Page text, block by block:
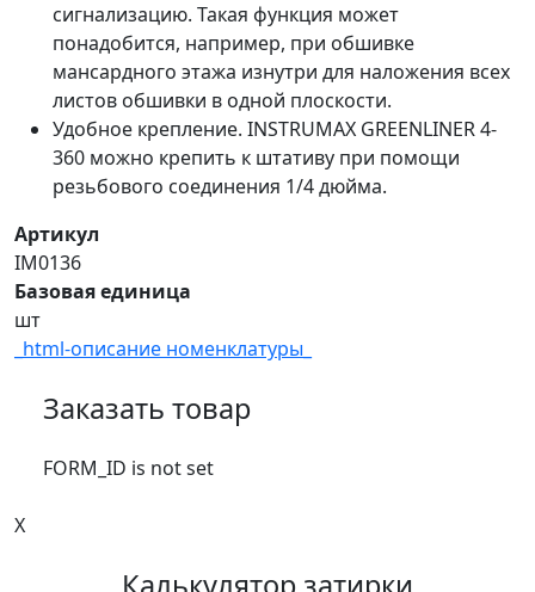
сигнализацию. Такая функция может
понадобится, например, при обшивке
мансардного этажа изнутри для наложения всех
листов обшивки в одной плоскости.
Удобное крепление. INSTRUMAX GREENLINER 4-
360 можно крепить к штативу при помощи
резьбового соединения 1/4 дюйма.
Артикул
IM0136
Базовая единица
шт
_html-описание номенклатуры_
Заказать товар
FORM_ID is not set
X